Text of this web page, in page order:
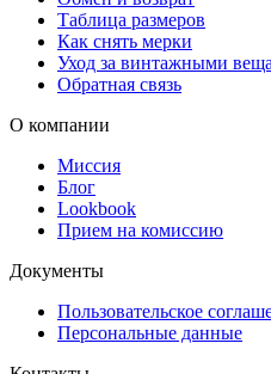
Таблица размеров
Как снять мерки
Уход за винтажными
Обратная связь
О компании
Миссия
Блог
Lookbook
Прием на комиссию
Документы
Пользовательское
Персональные данные